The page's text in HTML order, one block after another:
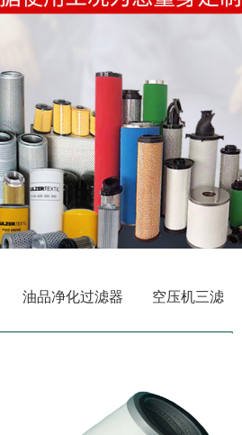
油品净化过滤器 空压机三滤